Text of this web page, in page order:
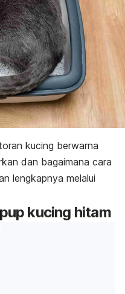
kucing berwarna
dan bagaimana cara
lengkapnya melalui
kucing hitam